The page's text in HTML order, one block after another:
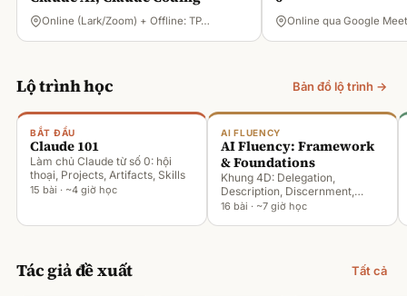
Online (Lark/Zoom) + Offline: TP… Online qua Google Meet
Lộ trình học Bản đồ lộ trình →
BẮT ĐẦU
Claude 101
Làm chủ Claude từ số 0: hội
thoại, Projects, Artifacts, Skills
15 bài · ~4 giờ học
AI FLUENCY
AI Fluency: Framework
& Foundations
Khung 4D: Delegation,
Description, Discernment,
Diligence
16 bài · ~7 giờ học
Tác giả đề xuất Tất cả